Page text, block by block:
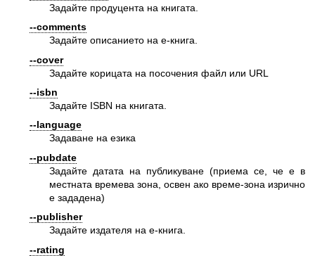
Задайте продуцента на книгата.
--comments
Задайте описанието на е-книга.
--cover
Задайте корицата на посочения файл или URL
--isbn
Задайте ISBN на книгата.
--language
Задаване на езика
--pubdate
Задайте датата на публикуване (приема се, че е в
местната времева зона, освен ако време-зона изрично
е зададена)
--publisher
Задайте издателя на е-книга.
--rating